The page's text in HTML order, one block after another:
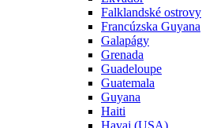
Falklandské ostrovy
Francúzska Guyana
Galapágy
Grenada
Guadeloupe
Guatemala
Guyana
Haiti
Havaj (USA)